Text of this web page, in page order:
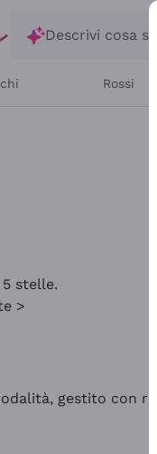
Descrivi cosa
Rossi
stelle.
>
gestito con